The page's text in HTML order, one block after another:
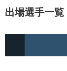
出場選手一覧